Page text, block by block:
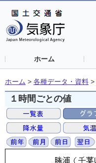
ホーム
ホーム > 各種データ・資料 >
１時間ごとの値